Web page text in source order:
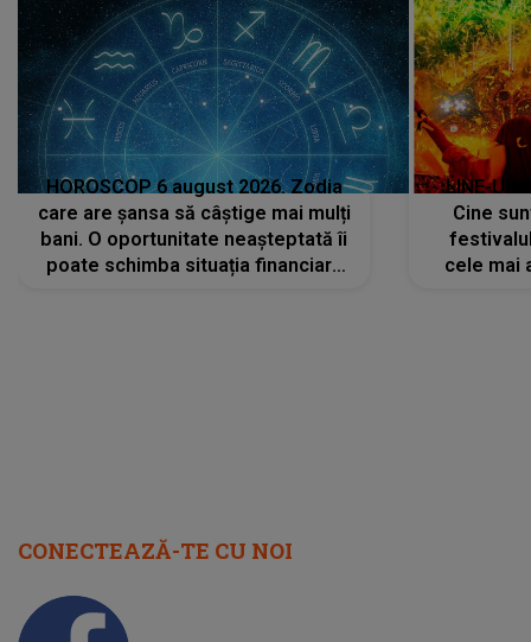
HOROSCOP 6 august 2026. Zodia
care are șansa să câștige mai mulți
bani. O oportunitate neașteptată îi
poate schimba situația financiară
LINE-UP
Cine
cele mai
CONECTEAZĂ-TE CU NOI